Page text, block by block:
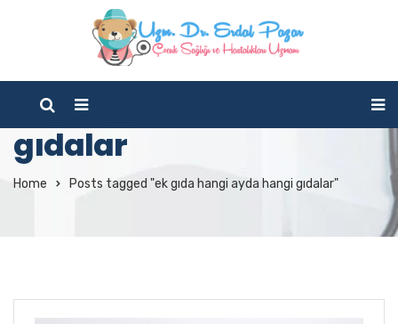
Tag Archives: ek gıda
hangi ayda hangi
gıdalar
Home Posts tagged "ek gıda hangi ayda hangi gıdalar"